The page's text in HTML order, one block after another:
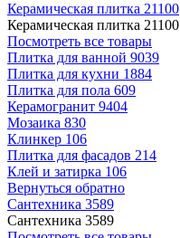
Керамическая плитка 21100
Керамическая плитка 21100
Посмотреть все товары
Плитка для ванной 9039
Плитка для кухни 1884
Плитка для пола 609
Керамогранит 9404
Мозаика 830
Клинкер 106
Плитка для фасадов 214
Клей и затирка 106
Вернуться обратно
Сантехника 3589
Сантехника 3589